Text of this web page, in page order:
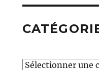
Catégories